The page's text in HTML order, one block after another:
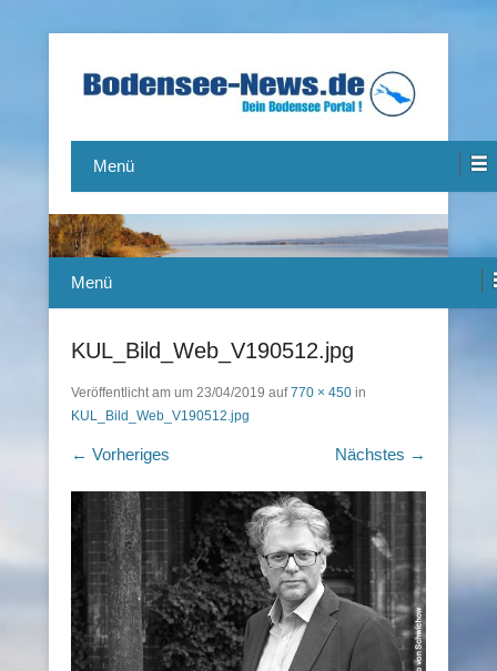
Bodensee-News.de
Menü
Menü
KUL_Bild_Web_V190512.jpg
Veröffentlicht am um 23/04/2019 auf770 × 450 in
KUL_Bild_Web_V190512.jpg
← Vorheriges Nächstes →